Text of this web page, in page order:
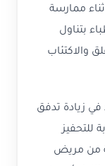
ممارسة
بتناول
زيادة تدفق
من مريض